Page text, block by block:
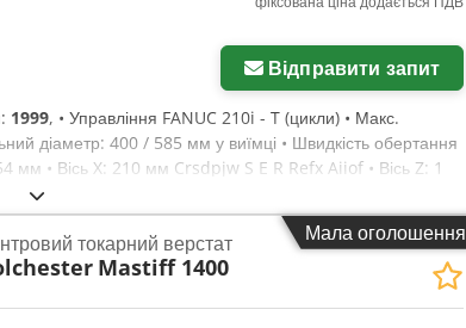
Відправити запит
1999, • Управління FANUC 210i - T (цикли) • Макс.
діаметр: 400 / 585 мм у виїмці • Швидкість обертання
• Вісь X: 210 мм Crsdpjw S E R Refx Aiiof • Вісь Z: 1
двигуна: 7,5 кВт • Вага близько 2 700 кг
Мала оголошення
токарний верстат
Mastiff 1400